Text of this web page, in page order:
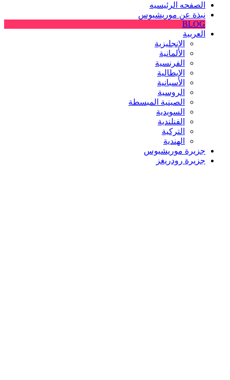
الصفحه الرئيسيه
نبذة عن موريشيوس
BLOG
العربية
الإنجليزية
الألمانية
الفرنسية
الإيطالية
الأسبانية
الروسية
الصينية المبسطة
السويدية
الفنلندية
التركية
الهندية
جزيرة موريشيوس
جزيرة رودريغز